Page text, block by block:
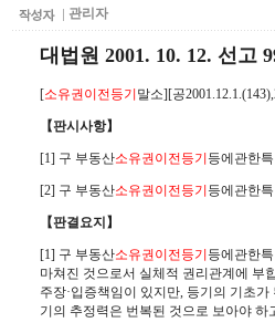
관리자
대법원 2001. 10. 12. 선고
[소유권이전등기 말소][공
【판시사항】
[1] 구 부동산소유권이전등기 등에관한
[2] 구 부동산소유권이전등기 등에관한
【판결요지】
[1] 구 부동산소유권이전등기 등에관한
마쳐진 것으로서 실체적 권리관계에 부
주장·입증책임이 있지만, 등기의 기초
기의 추정력은 번복된 것으로 보아야